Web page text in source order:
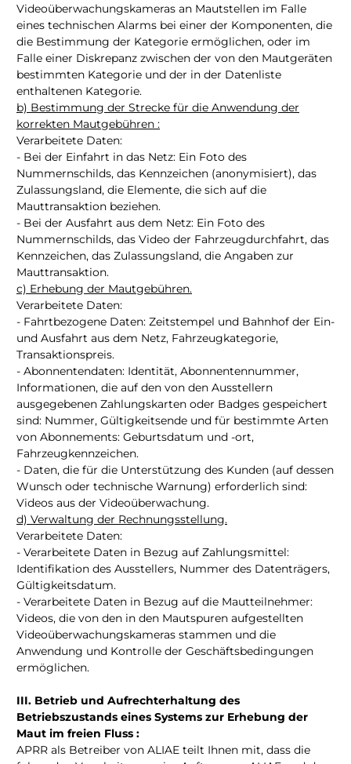
Videoüberwachungskameras an Mautstellen im Falle
eines technischen Alarms bei einer der Komponenten, die
die Bestimmung der Kategorie ermöglichen, oder im
Falle einer Diskrepanz zwischen der von den Mautgeräten
bestimmten Kategorie und der in der Datenliste
enthaltenen Kategorie.
b) Bestimmung der Strecke für die Anwendung der
korrekten Mautgebühren :
Verarbeitete Daten:
- Bei der Einfahrt in das Netz: Ein Foto des
Nummernschilds, das Kennzeichen (anonymisiert), das
Zulassungsland, die Elemente, die sich auf die
Mauttransaktion beziehen.
- Bei der Ausfahrt aus dem Netz: Ein Foto des
Nummernschilds, das Video der Fahrzeugdurchfahrt, das
Kennzeichen, das Zulassungsland, die Angaben zur
Mauttransaktion.
c) Erhebung der Mautgebühren.
Verarbeitete Daten:
- Fahrtbezogene Daten: Zeitstempel und Bahnhof der Ein-
und Ausfahrt aus dem Netz, Fahrzeugkategorie,
Transaktionspreis.
- Abonnentendaten: Identität, Abonnentennummer,
Informationen, die auf den von den Ausstellern
ausgegebenen Zahlungskarten oder Badges gespeichert
sind: Nummer, Gültigkeitsende und für bestimmte Arten
von Abonnements: Geburtsdatum und -ort,
Fahrzeugkennzeichen.
- Daten, die für die Unterstützung des Kunden (auf dessen
Wunsch oder technische Warnung) erforderlich sind:
Videos aus der Videoüberwachung.
d) Verwaltung der Rechnungsstellung.
Verarbeitete Daten:
- Verarbeitete Daten in Bezug auf Zahlungsmittel:
Identifikation des Ausstellers, Nummer des Datenträgers,
Gültigkeitsdatum.
- Verarbeitete Daten in Bezug auf die Mautteilnehmer:
Videos, die von den in den Mautspuren aufgestellten
Videoüberwachungskameras stammen und die
Anwendung und Kontrolle der Geschäftsbedingungen
ermöglichen.
III. Betrieb und Aufrechterhaltung des
Betriebszustands eines Systems zur Erhebung der
Maut im freien Fluss :
APRR als Betreiber von ALIAE teilt Ihnen mit, dass die